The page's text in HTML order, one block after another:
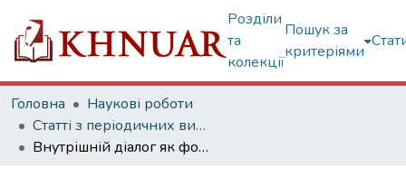
Розділи
та
колекції
Пошук за
критеріями
Головна
Наукові роботи
Статті з періодичних видань
Внутрішній діалог як форма інтерпретації : партитурне мислення піаніста в сонаті для віолончелі та фортепіано, ор. 36 Едварда Гріга